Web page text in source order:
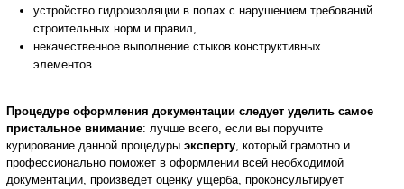
устройство гидроизоляции в полах с нарушением требований
строительных норм и правил,
некачественное выполнение стыков конструктивных
элементов.
Процедуре оформления документации следует уделить самое
пристальное внимание: лучше всего, если вы поручите
курирование данной процедуры эксперту, который грамотно и
профессионально поможет в оформлении всей необходимой
документации, произведет оценку ущерба, проконсультирует